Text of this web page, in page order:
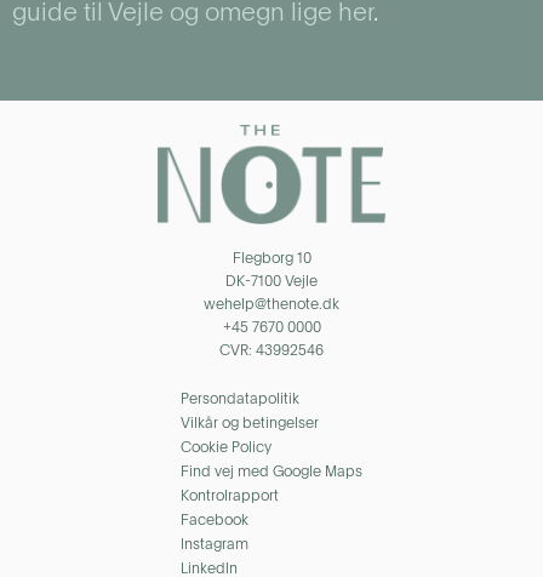
guide til Vejle og omegn lige her.
Flegborg 10
DK-7100 Vejle
wehelp@thenote.dk
+45 7670 0000
CVR: 43992546
Persondatapolitik
Vilkår og betingelser
Cookie Policy
Find vej med Google Maps
Kontrolrapport
Facebook
Instagram
LinkedIn